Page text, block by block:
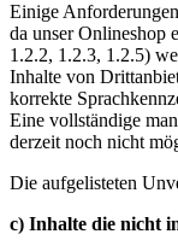
Einige
da unser Onlineshop
1.2.2, 1.2.3, 1.2.5)
Inhalte von
korrekte
Eine vollständige
derzeit noch nicht
Die aufgelisteten
c) Inhalte die nicht